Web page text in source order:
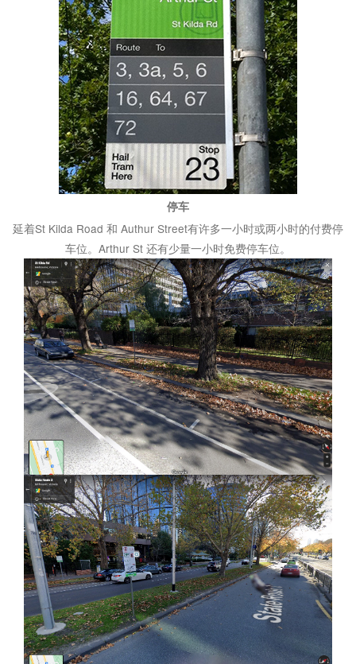
停车
延着St Kilda Road 和 Authur Street有许多一小时或两小时的付费停
车位。Arthur St 还有少量一小时免费停车位。